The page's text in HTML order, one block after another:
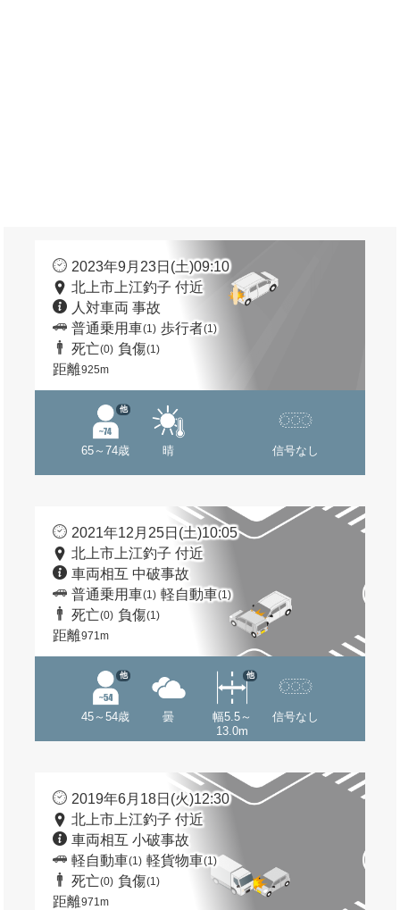
2023年9月23日(土)09:10
北上市上江釣子 付近
人対車両 事故
普通乗用車(1) 歩行者(1)
死亡(0) 負傷(1)
距離925m
65～74歳
他
晴 信号なし
2021年12月25日(土)10:05
北上市上江釣子 付近
車両相互 中破事故
普通乗用車(1) 軽自動車(1)
死亡(0) 負傷(1)
距離971m
45～54歳
他
曇
幅5.5～
13.0m
他
信号なし
2019年6月18日(火)12:30
北上市上江釣子 付近
車両相互 小破事故
軽自動車(1) 軽貨物車(1)
死亡(0) 負傷(1)
距離971m